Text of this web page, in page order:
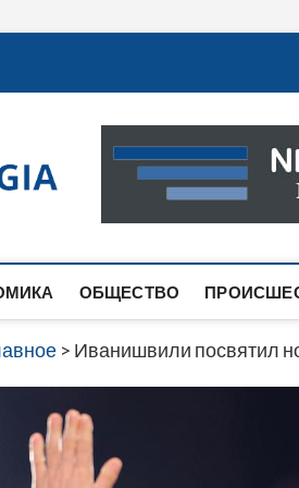
Новости
САМАЯ АКТУАЛЬНАЯ
САЙТЕ ВЫ НАЙДЕТЕ
ОБЩЕСТВО
> Иванишвили посвятил